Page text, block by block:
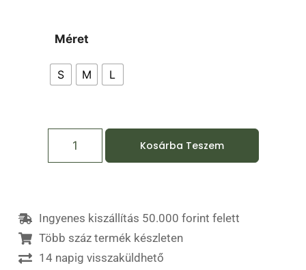
Méret
S M L
Kosárba Teszem
Ingyenes kiszállítás 50.000 forint felett
Több száz termék készleten
14 napig visszaküldhető